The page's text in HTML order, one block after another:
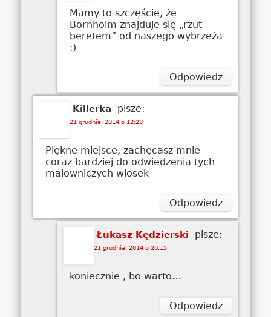
Mamy to szczęście, że
Bornholm znajduje się „rzut
beretem” od naszego wybrzeża
:)
Odpowiedz
Killerka pisze:
21 grudnia, 2014 o 12:28
Piękne miejsce, zachęcasz mnie
coraz bardziej do odwiedzenia tych
malowniczych wiosek
Odpowiedz
Łukasz Kędzierski pisze:
21 grudnia, 2014 o 20:15
koniecznie , bo warto…
Odpowiedz